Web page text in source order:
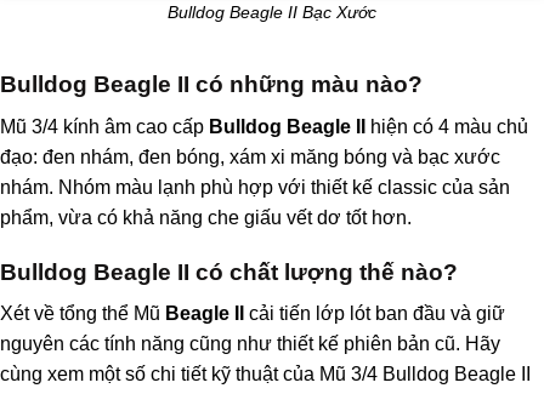
Bulldog Beagle II Bạc Xước
Bulldog Beagle II có những màu nào?
Mũ 3/4 kính âm cao cấp Bulldog Beagle II
hiện có 4 màu chủ
đạo: đen nhám, đen bóng, xám xi măng bóng và bạc xước
nhám. Nhóm màu lạnh phù hợp với thiết kế classic của sản
phẩm, vừa có khả năng che giấu vết dơ tốt hơn.
Bulldog Beagle II có chất lượng thế nào?
Xét về tổng thể Mũ Beagle II
cải tiến lớp lót ban đầu và giữ
nguyên các tính năng cũng như thiết kế phiên bản cũ. Hãy
cùng xem một số chi tiết kỹ thuật của Mũ 3/4 Bulldog Beagle II